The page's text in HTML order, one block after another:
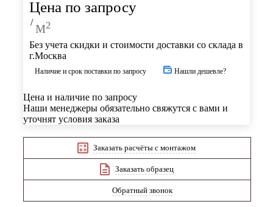
Цена по запросу
/ м²
Без учета скидки и стоимости доставки со склада в
г.Москва
Наличие и срок поставки по запросу Нашли дешевле?
Цена и наличие по запросу
Наши менеджеры обязательно свяжутся с вами и
уточнят условия заказа
Заказать расчёты с монтажом
Заказать образец
Обратный звонок